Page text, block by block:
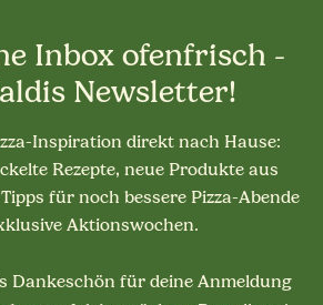
Inbox ofenfrisch -
Newsletter!
Inspiration direkt nach Hause:
Rezepte, neue Produkte aus
für noch bessere Pizza-Abende
Aktionswochen.
Dankeschön für deine Anmeldung